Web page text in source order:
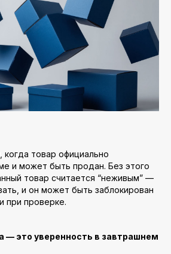
когда товар официально
и может быть продан. Без этого
товар считается “неживым” —
и он может быть заблокирован
при проверке.
— это уверенность в завтрашнем